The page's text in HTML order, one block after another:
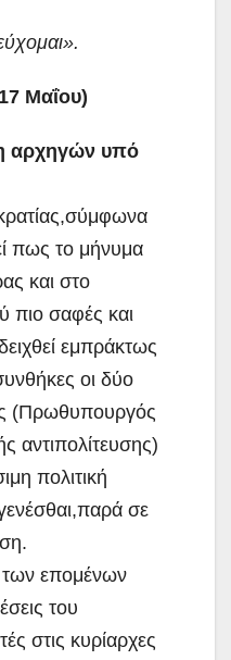
17 Μαΐου)
αρχηγών υπό
πως το μήνυμα
και στο
πιο σαφές και
εμπράκτως
οι δύο
(Πρωθυπουργός
αντιπολίτευσης)
πολιτική
σε
των επομένων
του
στις κυρίαρχες